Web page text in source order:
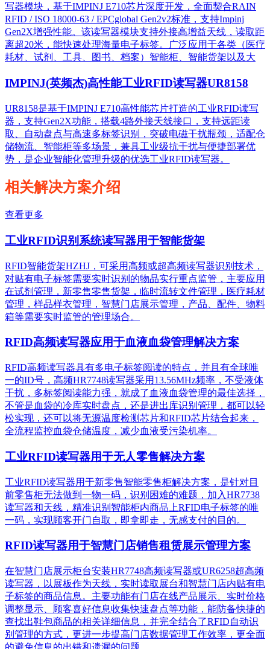
写器模块，基于IMPINJ E710芯片深度开发，全面契合RAIN
RFID / ISO 18000-63 / EPCglobal Gen2v2标准，支持Impinj
Gen2X增强性能。该读写器模块支持外接高增益天线，读取距
离超20米，能快速处理海量电子标签。广泛应用于各类（医疗
耗材、试剂、工具、图书、档案）智能柜、智能货架以及大
IMPINJ(英频杰)高性能工业RFID读写器UR8158
UR8158是基于IMPINJ E710高性能芯片打造的工业RFID读写
器，支持Gen2X功能，搭载4路外接天线接口，支持远距读
取、自动盘点与高速多标签识别，突破电磁干扰瓶颈，适配仓
储物流、智能柜等多场景，兼具工业级抗干扰与便捷部署优
势，是企业智能化管理升级的优选工业RFID读写器。
相关解决方案介绍
查看更多
工业RFID识别系统读写器用于智能货架
RFID智能货架HZHJ，可采用高频或超高频读写器识别技术，
对贴有电子标签需要实时识别的物品实行重点监管，主要应用
在试剂管理，新零售零售货架，临时流转文件管理，医疗耗材
管理，样品样衣管理，智慧门店展示管理，产品、配件、物料
箱等需要实时监管的管理场合。
RFID高频读写器应用于血液血袋管理解决方案
RFID高频读写器具有多电子标签阅读的特点，并且有全球唯
一的ID号，高频HR7748读写器采用13.56MHz频率，不受液体
干扰，多标签阅读能力强，就成了血液血袋管理的最佳选择，
不管是血袋的冷库实时盘点，还是进出库识别管理，都可以轻
松实现，还可以将无源温度检测芯片和RFID芯片结合起来，
全流程监控血袋仓储温度，减少血液受污染机率。
工业RFID读写器用于无人零售解决方案
工业RFID读写器用于新零售智能零售柜解决方案，是针对目
前零售柜无法做到一物一码，识别困难的难题，加入HR7738
读写器和天线，精准识别​智能柜内商品上RFID电子标签的唯
一码，实现顾客开门自取，即拿即走，无感支付的目的。
RFID读写器用于智慧门店销售租赁展示管理方案
在智慧门店展示柜台安装HR7748高频读写器或UR6258超高频
读写器，以展板作为天线，实时读取展台和智慧门店内贴有电
子标签的商品信息。主要功能有门店在线产品展示、实时价格
调整显示、顾客喜好信息收集快速盘点等功能，能防备快捷的
查找出鞋包商品的相关详细信息，并完全结合了RFID自动识
别管理的方式，更进一步提高门店数据管理工作效率，更全面
的避免信息的出错和遗漏的问题。